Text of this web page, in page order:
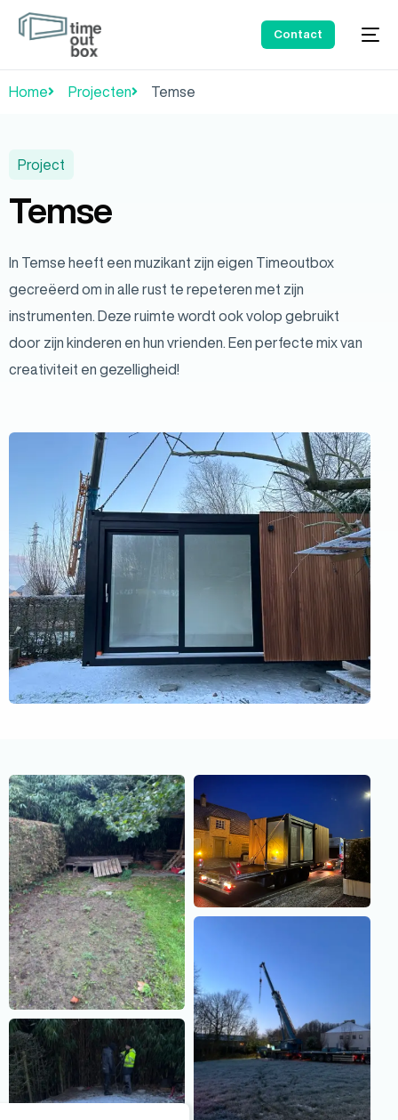
Contact
Home Projecten Temse
Project
Temse
In Temse heeft een muzikant zijn eigen Timeoutbox
gecreëerd om in alle rust te repeteren met zijn
instrumenten. Deze ruimte wordt ook volop gebruikt
door zijn kinderen en hun vrienden. Een perfecte mix van
creativiteit en gezelligheid!